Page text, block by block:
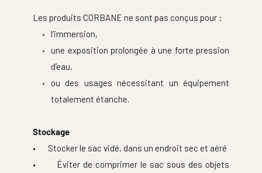
Les produits CORBANE ne sont pas conçus pour :
l’immersion,
une exposition prolongée à une forte pression
d’eau,
ou des usages nécessitant un équipement
totalement étanche.
Stockage
•       Stocker le sac vidé, dans un endroit sec et aéré
•       Éviter de comprimer le sac sous des objets